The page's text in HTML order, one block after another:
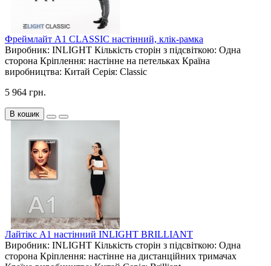
Фреймлайт А1 CLASSIC настінний, клік-рамка
Виробник: INLIGHT Кількість сторін з підсвіткою: Одна
сторона Кріплення: настінне на петельках Країна
виробництва: Китай Серія: Classic
5 964 грн.
В кошик
Лайтікс А1 настінний INLIGHT BRILLIANT
Виробник: INLIGHT Кількість сторін з підсвіткою: Одна
сторона Кріплення: настінне на дистанційних тримачах